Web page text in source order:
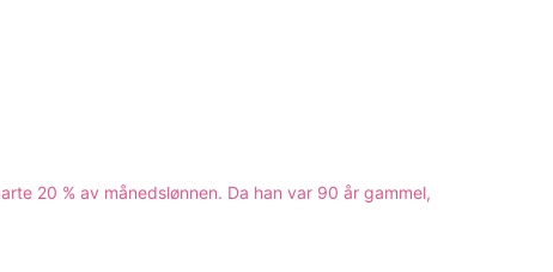
20 % av månedslønnen. Da han var 90 år gammel,